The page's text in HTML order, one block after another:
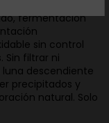
fermentación
sin control
Sin filtrar ni
descendiente
precipitados y
natural. Solo